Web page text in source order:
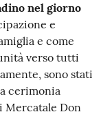
nel giorno
e
e come
verso tutti
sono stati
cerimonia
Mercatale Don